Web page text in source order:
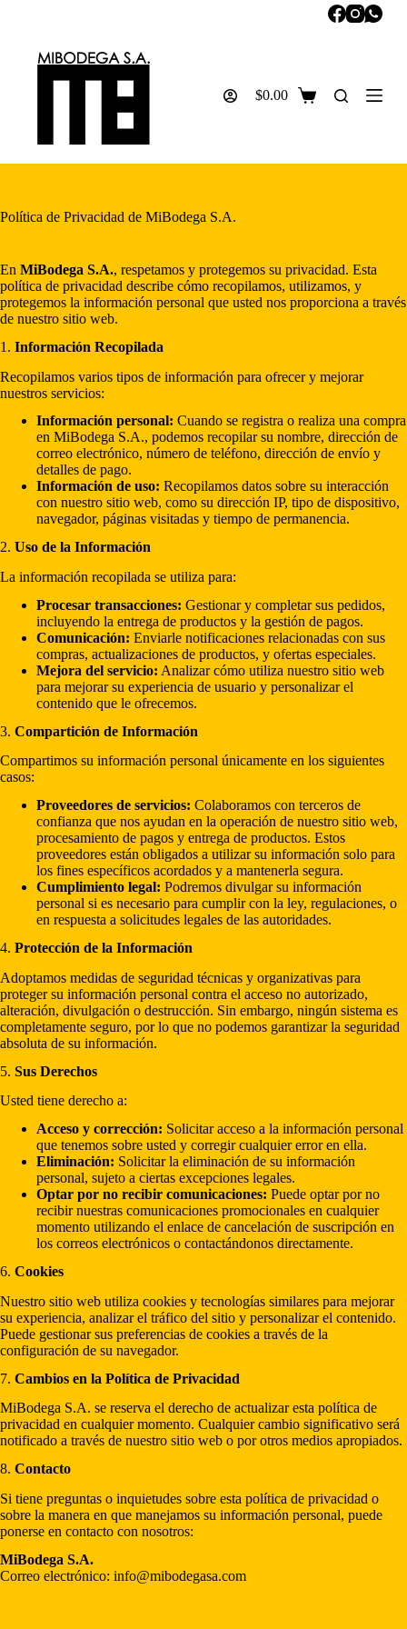
o
e
d
o
Carro
$0.00
Política de Privacidad de MiBodega S.A.
En MiBodega S.A., respetamos y protegemos su privacidad. Esta
política de privacidad describe cómo recopilamos, utilizamos, y
protegemos la información personal que usted nos proporciona a través
de nuestro sitio web.
1. Información Recopilada
Recopilamos varios tipos de información para ofrecer y mejorar
nuestros servicios:
Información personal: Cuando se registra o realiza una compra
en MiBodega S.A., podemos recopilar su nombre, dirección de
correo electrónico, número de teléfono, dirección de envío y
detalles de pago.
Información de uso: Recopilamos datos sobre su interacción
con nuestro sitio web, como su dirección IP, tipo de dispositivo,
navegador, páginas visitadas y tiempo de permanencia.
2. Uso de la Información
La información recopilada se utiliza para:
Procesar transacciones: Gestionar y completar sus pedidos,
incluyendo la entrega de productos y la gestión de pagos.
Comunicación: Enviarle notificaciones relacionadas con sus
compras, actualizaciones de productos, y ofertas especiales.
Mejora del servicio: Analizar cómo utiliza nuestro sitio web
para mejorar su experiencia de usuario y personalizar el
contenido que le ofrecemos.
3. Compartición de Información
Compartimos su información personal únicamente en los siguientes
casos:
Proveedores de servicios: Colaboramos con terceros de
confianza que nos ayudan en la operación de nuestro sitio web,
procesamiento de pagos y entrega de productos. Estos
proveedores están obligados a utilizar su información solo para
los fines específicos acordados y a mantenerla segura.
Cumplimiento legal: Podremos divulgar su información
personal si es necesario para cumplir con la ley, regulaciones, o
en respuesta a solicitudes legales de las autoridades.
4. Protección de la Información
Adoptamos medidas de seguridad técnicas y organizativas para
proteger su información personal contra el acceso no autorizado,
alteración, divulgación o destrucción. Sin embargo, ningún sistema es
completamente seguro, por lo que no podemos garantizar la seguridad
absoluta de su información.
5. Sus Derechos
Usted tiene derecho a:
Acceso y corrección: Solicitar acceso a la información personal
que tenemos sobre usted y corregir cualquier error en ella.
Eliminación: Solicitar la eliminación de su información
personal, sujeto a ciertas excepciones legales.
Optar por no recibir comunicaciones: Puede optar por no
recibir nuestras comunicaciones promocionales en cualquier
momento utilizando el enlace de cancelación de suscripción en
los correos electrónicos o contactándonos directamente.
6. Cookies
Nuestro sitio web utiliza cookies y tecnologías similares para mejorar
su experiencia, analizar el tráfico del sitio y personalizar el contenido.
Puede gestionar sus preferencias de cookies a través de la
configuración de su navegador.
7. Cambios en la Política de Privacidad
MiBodega S.A. se reserva el derecho de actualizar esta política de
privacidad en cualquier momento. Cualquier cambio significativo será
notificado a través de nuestro sitio web o por otros medios apropiados.
8. Contacto
Si tiene preguntas o inquietudes sobre esta política de privacidad o
sobre la manera en que manejamos su información personal, puede
ponerse en contacto con nosotros:
MiBodega S.A.
Correo electrónico: info@mibodegasa.com